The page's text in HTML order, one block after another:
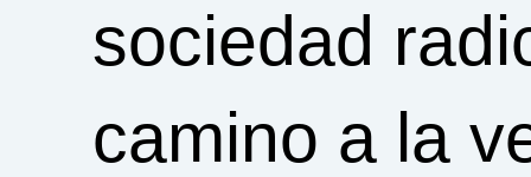
sociedad
camino a la